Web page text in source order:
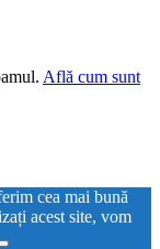
Află cum sunt
cea mai bună
acest site, vom